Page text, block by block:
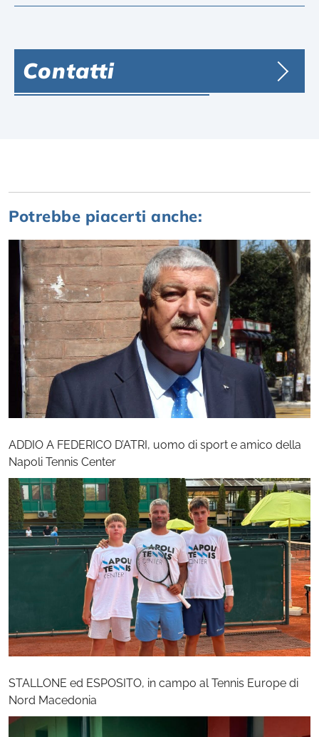
Contatti
Potrebbe piacerti anche:
ADDIO A FEDERICO D’ATRI, uomo di sport e amico della
Napoli Tennis Center
STALLONE ed ESPOSITO, in campo al Tennis Europe di
Nord Macedonia